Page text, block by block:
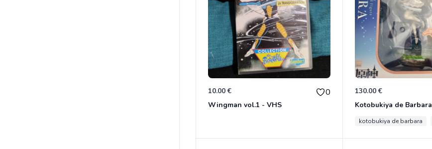
10.00 € 0
Wingman vol.1 - VHS
130.00 €
Kotobukiya de Barbara
kotobukiya de barbara